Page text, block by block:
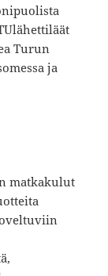
Turun
ja
matkakulut